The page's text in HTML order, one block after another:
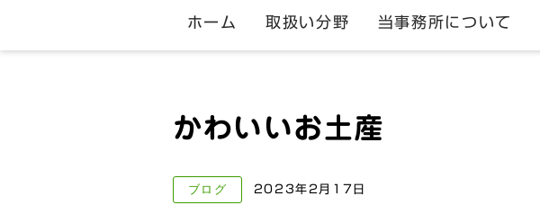
ホーム 取扱い分野 当事務所について
かわいいお土産
ブログ 2023年2月17日